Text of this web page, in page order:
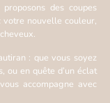
des coupes
votre nouvelle couleur,
: que vous soyez
ou en quête d’un éclat
accompagne avec